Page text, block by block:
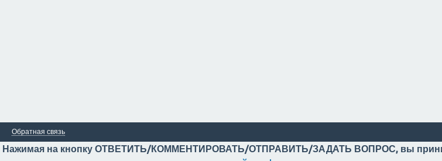
Обратная связь
Нажимая на кнопку ОТВЕТИТЬ/КОММЕНТИРОВАТЬ/ОТПРАВИТЬ/ЗАДАТЬ ВОПРОС, вы